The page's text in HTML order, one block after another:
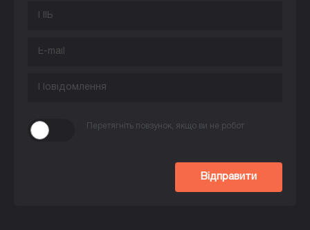
Перетягніть повзунок, якщо ви не робот
Відправити